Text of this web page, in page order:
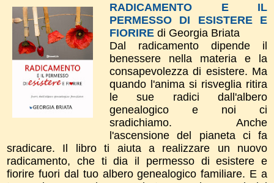
RADICAMENTO E IL
PERMESSO DI ESISTERE E
FIORIRE di Georgia Briata
Dal radicamento dipende il
benessere nella materia e la
consapevolezza di esistere. Ma
quando l'anima si risveglia ritira
le sue radici dall'albero
genealogico e noi ci
sradichiamo. Anche
l'ascensione del pianeta ci fa
sradicare. Il libro ti aiuta a realizzare un nuovo
radicamento, che ti dia il permesso di esistere e
fiorire fuori dal tuo albero genealogico familiare. E a